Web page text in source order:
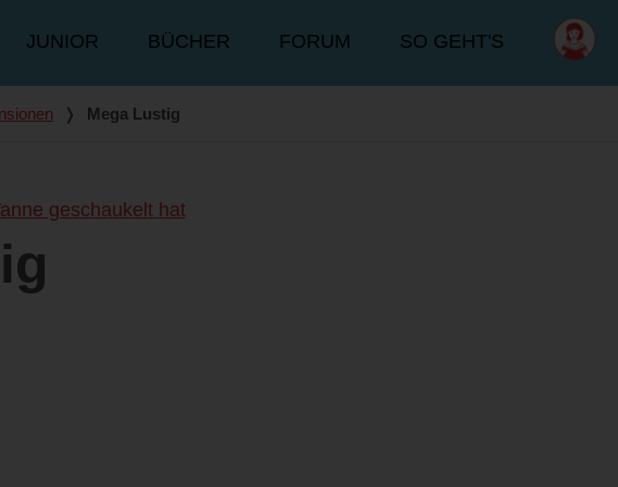
JUNIOR BÜCHER FORUM SO GEHT'S
❭ Mega Lustig
geschaukelt hat